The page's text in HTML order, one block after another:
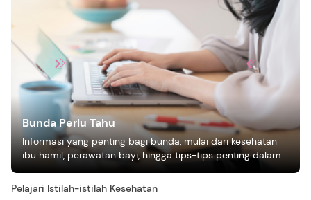
Bunda Perlu Tahu
Informasi yang penting bagi bunda, mulai dari kesehatan
ibu hamil, perawatan bayi, hingga tips-tips penting dalam
mengasuh anak
Pelajari Istilah-istilah Kesehatan